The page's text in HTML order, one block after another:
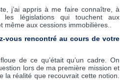
j’ai appris à me faire connaître, à
les législations qui touchent aux
même aux cessions immobilières..
vous rencontré au cours de votre
de ce qu’était qu’un cadre. On
lors de ma première mission et
la réalité que recouvrait cette notion.